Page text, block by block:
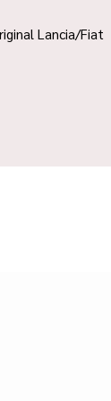
Lancia/Fiat